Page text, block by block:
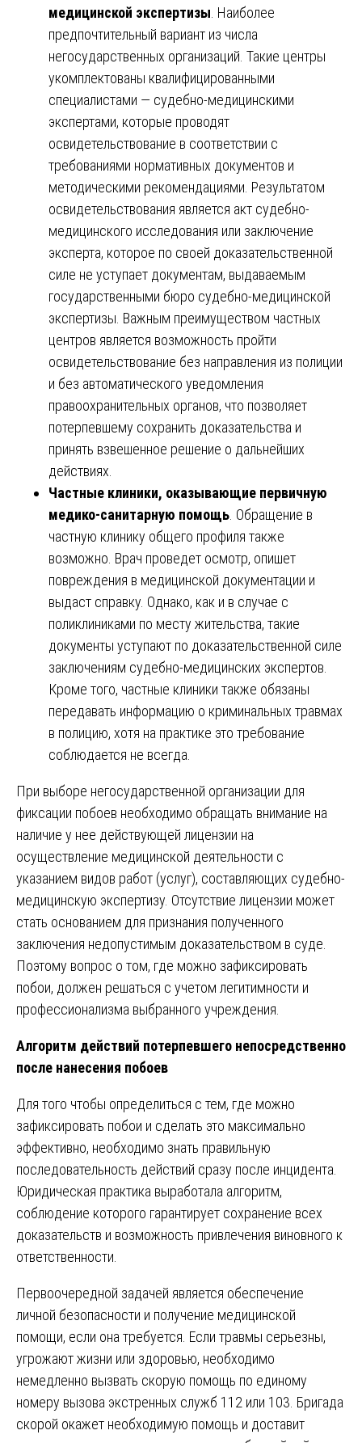
медицинской экспертизы . Наиболее
предпочтительный вариант из числа
негосударственных организаций. Такие центры
укомплектованы квалифицированными
специалистами — судебно-медицинскими
экспертами, которые проводят
освидетельствование в соответствии с
требованиями нормативных документов и
методическими рекомендациями. Результатом
освидетельствования является акт судебно-
медицинского исследования или заключение
эксперта, которое по своей доказательственной
силе не уступает документам, выдаваемым
государственными бюро судебно-медицинской
экспертизы. Важным преимуществом частных
центров является возможность пройти
освидетельствование без направления из полиции
и без автоматического уведомления
правоохранительных органов, что позволяет
потерпевшему сохранить доказательства и
принять взвешенное решение о дальнейших
действиях.
Частные клиники, оказывающие первичную
медико-санитарную помощь . Обращение в
частную клинику общего профиля также
возможно. Врач проведет осмотр, опишет
повреждения в медицинской документации и
выдаст справку. Однако, как и в случае с
поликлиниками по месту жительства, такие
документы уступают по доказательственной силе
заключениям судебно-медицинских экспертов.
Кроме того, частные клиники также обязаны
передавать информацию о криминальных травмах
в полицию, хотя на практике это требование
соблюдается не всегда.
При выборе негосударственной организации для
фиксации побоев необходимо обращать внимание на
наличие у нее действующей лицензии на
осуществление медицинской деятельности с
указанием видов работ (услуг), составляющих судебно-
медицинскую экспертизу. Отсутствие лицензии может
стать основанием для признания полученного
заключения недопустимым доказательством в суде.
Поэтому вопрос о том, где можно зафиксировать
побои, должен решаться с учетом легитимности и
профессионализма выбранного учреждения.
Алгоритм действий потерпевшего непосредственно
после нанесения побоев
Для того чтобы определиться с тем, где можно
зафиксировать побои и сделать это максимально
эффективно, необходимо знать правильную
последовательность действий сразу после инцидента.
Юридическая практика выработала алгоритм,
соблюдение которого гарантирует сохранение всех
доказательств и возможность привлечения виновного к
ответственности.
Первоочередной задачей является обеспечение
личной безопасности и получение медицинской
помощи, если она требуется. Если травмы серьезны,
угрожают жизни или здоровью, необходимо
немедленно вызвать скорую помощь по единому
номеру вызова экстренных служб 112 или 103. Бригада
скорой окажет необходимую помощь и доставит